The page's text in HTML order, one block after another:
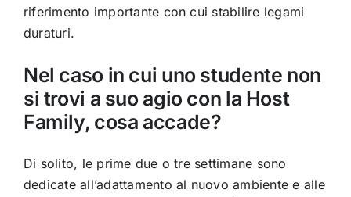
riferimento importante con cui stabilire legami
duraturi.
Nel caso in cui uno studente non
si trovi a suo agio con la Host
Family, cosa accade?
Di solito, le prime due o tre settimane sono
dedicate all’adattamento al nuovo ambiente e alle